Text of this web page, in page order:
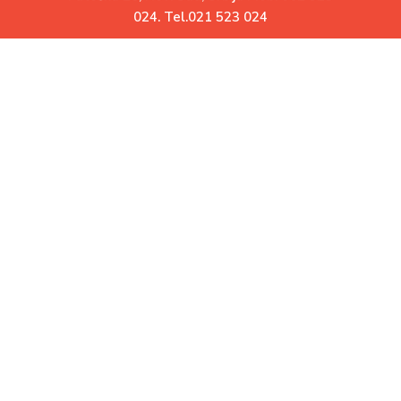
024. Tel.021 523 024
Uz Vas već više od 30 godina